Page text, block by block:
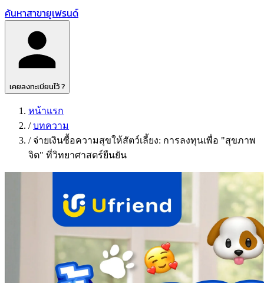
ค้นหาสาขายูเฟรนด์
เคยลงทะเบียนไว้ ?
หน้าแรก
/บทความ
/ จ่ายเงินซื้อความสุขให้สัตว์เลี้ยง: การลงทุนเพื่อ "สุขภาพ
จิต" ที่วิทยาศาสตร์ยืนยัน